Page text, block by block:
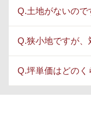
Q.土地がないの
Q.狭小地ですが
Q.坪単価はどのく